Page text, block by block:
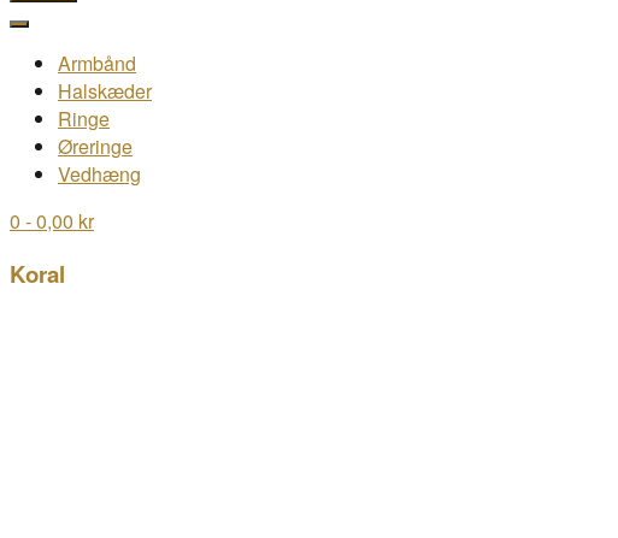
Armbånd
Halskæder
Ringe
Øreringe
Vedhæng
0 - 0,00 kr
Koral